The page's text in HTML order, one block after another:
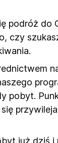
podróż do
czy
pobyt.
już dziś